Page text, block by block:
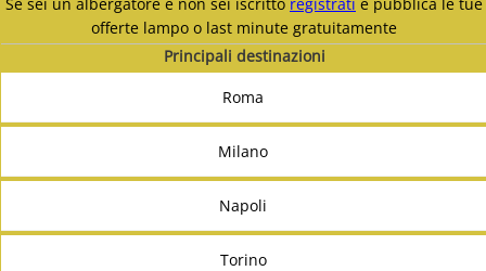
offerte lampo o last minute gratuitamente
Principali destinazioni
Roma
Milano
Napoli
Torino